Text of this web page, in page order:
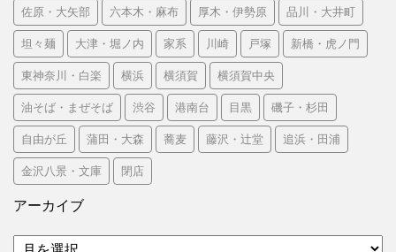
佐原・大矢部 六本木・麻布 厚木・伊勢原 品川・大井町
坦々麺 大津・堀ノ内 家系 川崎 戸塚 新橋・虎ノ門
東神奈川・白楽 横浜 横須賀 横須賀中央
油そば・まぜそば 渋谷 港南台 目黒 磯子・杉田
自由が丘 蒲田・大森 蕎麦 藤沢・辻堂 追浜・田浦
金沢八景・文庫 閉店
アーカイブ
ア